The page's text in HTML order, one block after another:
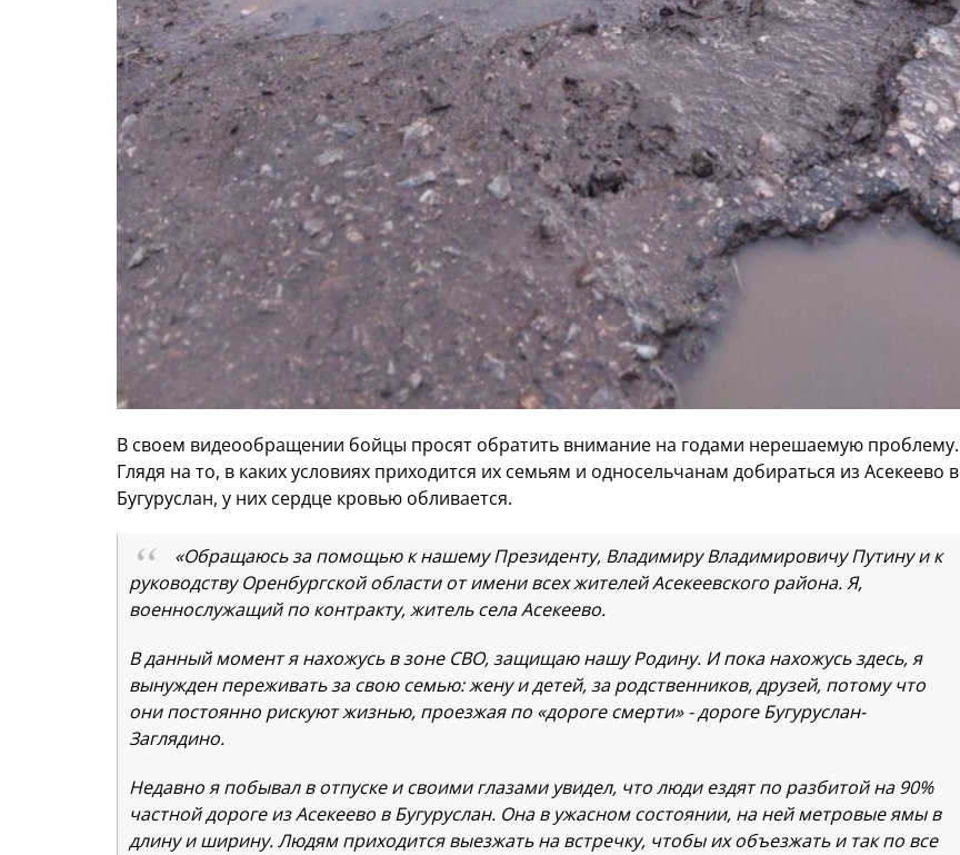
В своем видеообращении бойцы просят обратить внимание на годами нерешаемую проблему.
Глядя на то, в каких условиях приходится их семьям и односельчанам добираться из Асекеево в
Бугуруслан, у них сердце кровью обливается.
«Обращаюсь за помощью к нашему Президенту, Владимиру Владимировичу Путину и к
руководству Оренбургской области от имени всех жителей Асекеевского района. Я,
военнослужащий по контракту, житель села Асекеево.
В данный момент я нахожусь в зоне СВО, защищаю нашу Родину. И пока нахожусь здесь, я
вынужден переживать за свою семью: жену и детей, за родственников, друзей, потому что
они постоянно рискуют жизнью, проезжая по «дороге смерти» - дороге Бугуруслан-
Заглядино.
Недавно я побывал в отпуске и своими глазами увидел, что люди ездят по разбитой на 90%
частной дороге из Асекеево в Бугуруслан. Она в ужасном состоянии, на ней метровые ямы в
длину и ширину. Людям приходится выезжать на встречку, чтобы их объезжать и так по все